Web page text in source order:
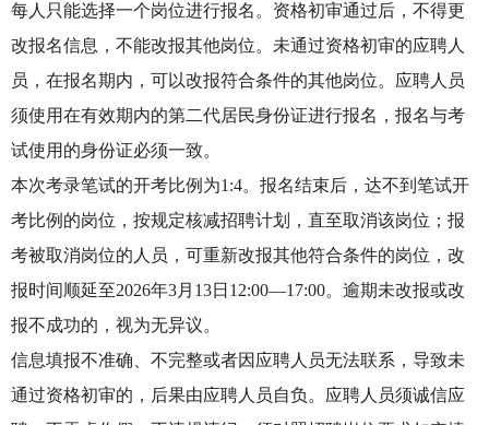
每人只能选择一个岗位进行报名。资格初审通过后，不得更
改报名信息，不能改报其他岗位。未通过资格初审的应聘人
员，在报名期内，可以改报符合条件的其他岗位。应聘人员
须使用在有效期内的第二代居民身份证进行报名，报名与考
试使用的身份证必须一致。
本次考录笔试的开考比例为1:4。报名结束后，达不到笔试开
考比例的岗位，按规定核减招聘计划，直至取消该岗位；报
考被取消岗位的人员，可重新改报其他符合条件的岗位，改
报时间顺延至2026年3月13日12:00—17:00。逾期未改报或改
报不成功的，视为无异议。
信息填报不准确、不完整或者因应聘人员无法联系，导致未
通过资格初审的，后果由应聘人员自负。应聘人员须诚信应